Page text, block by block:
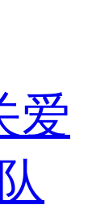
爱